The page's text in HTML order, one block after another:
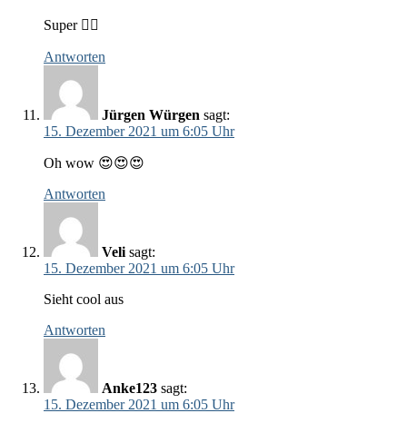
Super 👍🏼
Antworten
Jürgen Würgen sagt:
15. Dezember 2021 um 6:05 Uhr
Oh wow 😍😍😍
Antworten
Veli sagt:
15. Dezember 2021 um 6:05 Uhr
Sieht cool aus
Antworten
Anke123 sagt:
15. Dezember 2021 um 6:05 Uhr